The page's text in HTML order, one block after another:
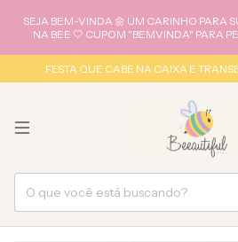
SEJA BEM-VINDA 🌼 UM CARINHO PARA
NA BEE 🤍 CUPOM "BEMVINDA" PARA
FESTA QUE CABE NA CAIXA E